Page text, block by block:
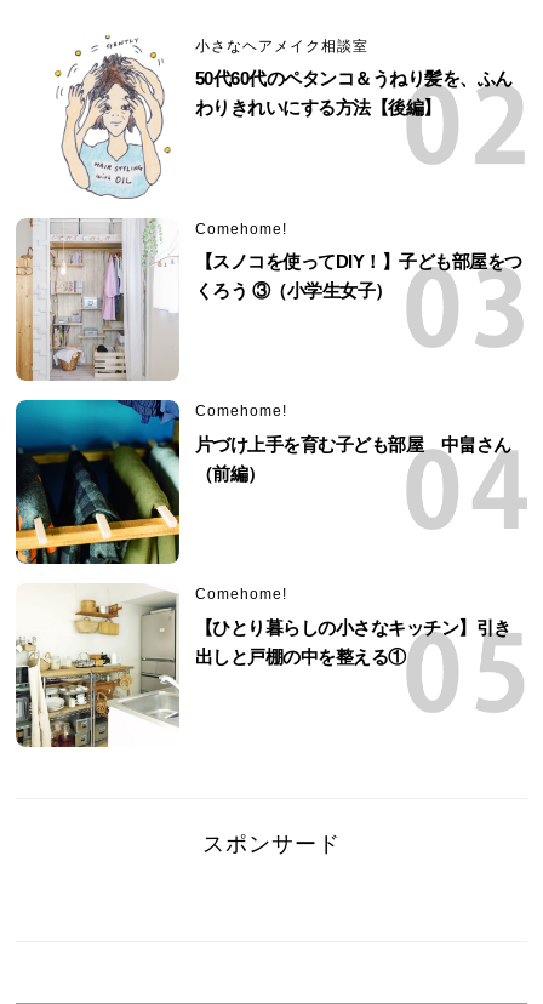
小さなヘアメイク相談室
50代60代のペタンコ＆うねり髪を、ふん
わりきれいにする方法【後編】
Comehome!
【スノコを使ってDIY！】子ども部屋をつ
くろう ③（小学生女子）
Comehome!
片づけ上手を育む子ども部屋 中畠さん
（前編）
Comehome!
【ひとり暮らしの小さなキッチン】引き
出しと戸棚の中を整える①
スポンサード